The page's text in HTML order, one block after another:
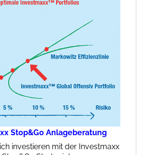
Stop&Go Anlageberatung
investieren mit der Investmaxx